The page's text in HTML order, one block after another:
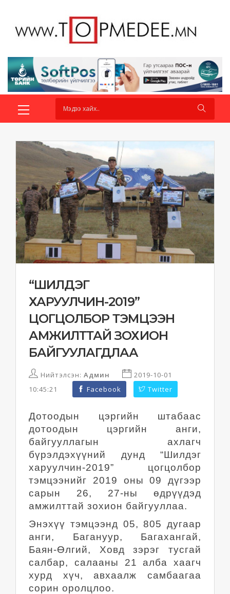
“ШИЛДЭГ
ХАРУУЛЧИН-2019”
ЦОГЦОЛБОР ТЭМЦЭЭН
АМЖИЛТТАЙ ЗОХИОН
БАЙГУУЛАГДЛАА
Нийтэлсэн: Админ
2019-10-01
10:45:21
Facebook Twitter
Дотоодын цэргийн штабаас
дотоодын цэргийн анги,
байгууллагын ахлагч
бүрэлдэхүүний дунд “Шилдэг
харуулчин-2019” цогцолбор
тэмцээнийг 2019 оны 09 дүгээр
сарын 26, 27-ны өдрүүдэд
амжилттай зохион байгууллаа.
Энэхүү тэмцээнд 05, 805 дугаар
анги, Багануур, Багахангай,
Баян-Өлгий, Ховд зэрэг тусгай
салбар, салааны 21 алба хаагч
хурд хүч, авхаалж самбаагаа
сорин оролцлоо.